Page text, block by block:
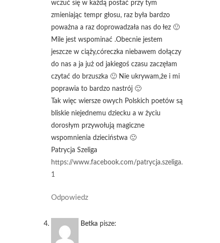
wczuć się w każdą postać przy tym
zmieniając tempr głosu, raz była bardzo
poważna a raz doprowadzała nas do łez 🙂
Mile jest wspominać .Obecnie jestem
jeszcze w ciąży,córeczka niebawem dołączy
do nas a ja już od jakiegoś czasu zaczęłam
czytać do brzuszka 🙂 Nie ukrywam,że i mi
poprawia to bardzo nastrój 🙂
Tak więc wiersze owych Polskich poetów są
bliskie niejednemu dziecku a w życiu
dorosłym przywołują magiczne
wspomnienia dzieciństwa 🙂
Patrycja Szeliga
https://www.facebook.com/patrycja.szeliga.
1
Odpowiedz
Betka pisze: